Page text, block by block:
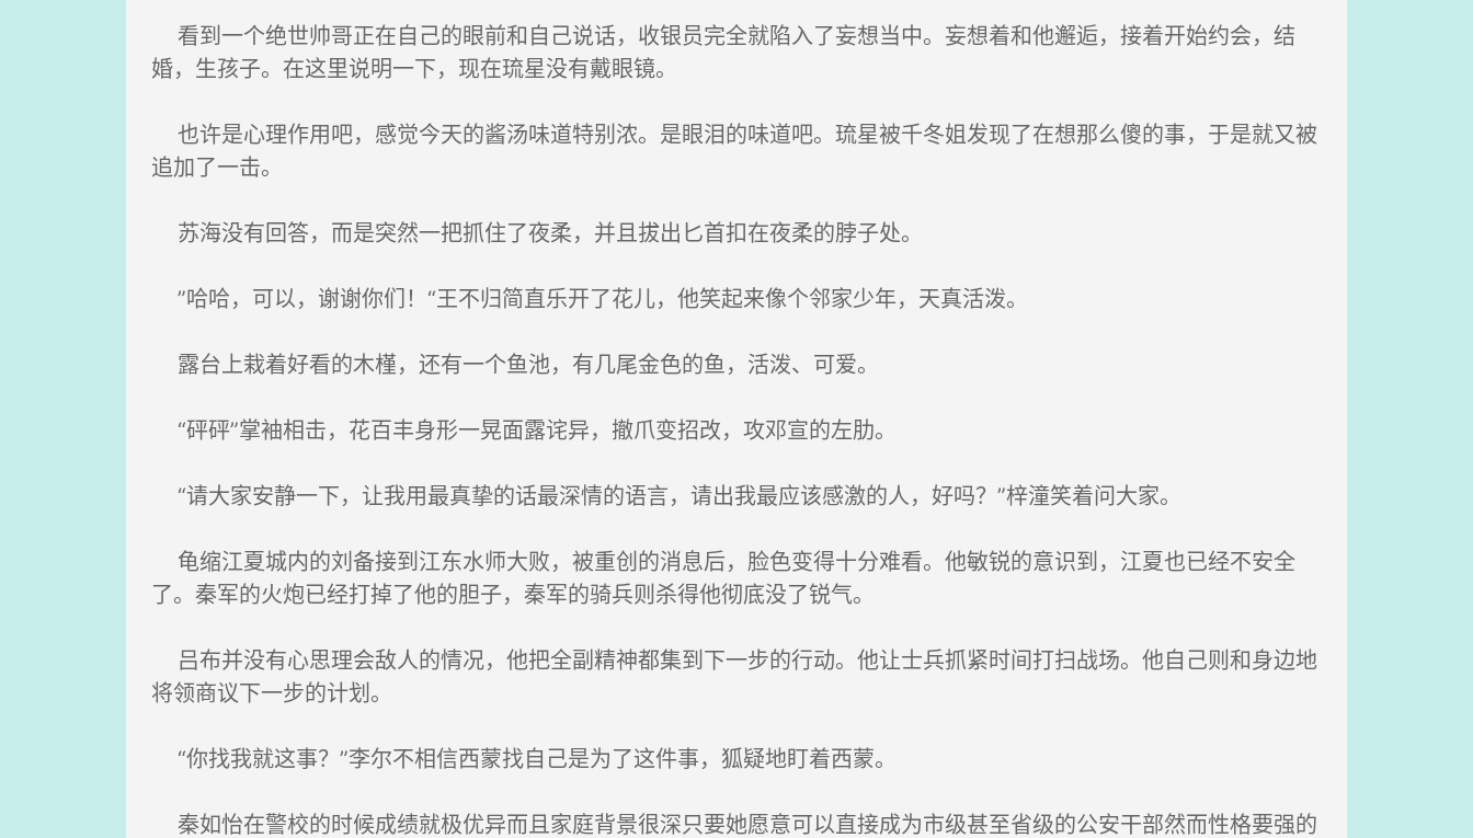
看到一个绝世帅哥正在自己的眼前和自己说话，收银员完全就陷入了妄想当中。妄想着和他邂逅，接着开始约会，结
婚，生孩子。在这里说明一下，现在琉星没有戴眼镜。
也许是心理作用吧，感觉今天的酱汤味道特别浓。是眼泪的味道吧。琉星被千冬姐发现了在想那么傻的事，于是就又被
追加了一击。
苏海没有回答，而是突然一把抓住了夜柔，并且拔出匕首扣在夜柔的脖子处。
”哈哈，可以，谢谢你们！“王不归简直乐开了花儿，他笑起来像个邻家少年，天真活泼。
露台上栽着好看的木槿，还有一个鱼池，有几尾金色的鱼，活泼、可爱。
“砰砰”掌袖相击，花百丰身形一晃面露诧异，撤爪变招改，攻邓宣的左肋。
“请大家安静一下，让我用最真挚的话最深情的语言，请出我最应该感激的人，好吗？”梓潼笑着问大家。
龟缩江夏城内的刘备接到江东水师大败，被重创的消息后，脸色变得十分难看。他敏锐的意识到，江夏也已经不安全
了。秦军的火炮已经打掉了他的胆子，秦军的骑兵则杀得他彻底没了锐气。
吕布并没有心思理会敌人的情况，他把全副精神都集到下一步的行动。他让士兵抓紧时间打扫战场。他自己则和身边地
将领商议下一步的计划。
“你找我就这事？”李尔不相信西蒙找自己是为了这件事，狐疑地盯着西蒙。
秦如怡在警校的时候成绩就极优异而且家庭背景很深只要她愿意可以直接成为市级甚至省级的公安干部然而性格要强的